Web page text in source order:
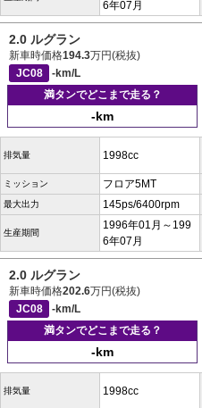
6年07月
2.0 ルグラン
新車時価格194.3万円(税抜)
JC08
-km/L
満タンでどこまで走る？
-km
排気量 1998cc
ミッション フロア5MT
最大出力 145ps/6400rpm
生産期間
1996年01月～199
6年07月
2.0 ルグラン
新車時価格202.6万円(税抜)
JC08
-km/L
満タンでどこまで走る？
-km
排気量 1998cc